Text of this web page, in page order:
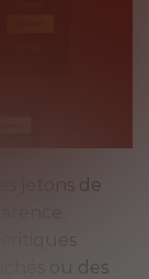
jetons de
ou des